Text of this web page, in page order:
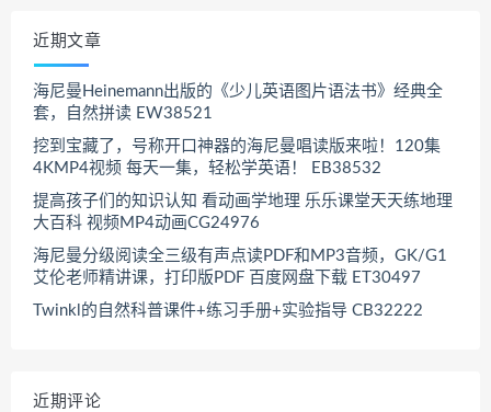
近期文章
海尼曼Heinemann出版的《少儿英语图片语法书》经典全
套，自然拼读 EW38521
挖到宝藏了，号称开口神器的海尼曼唱读版来啦！120集
4KMP4视频 每天一集，轻松学英语！ EB38532
提高孩子们的知识认知 看动画学地理 乐乐课堂天天练地理
大百科 视频MP4动画CG24976
海尼曼分级阅读全三级有声点读PDF和MP3音频，GK/G1
艾伦老师精讲课，打印版PDF 百度网盘下载 ET30497
Twinkl的自然科普课件+练习手册+实验指导 CB32222
近期评论